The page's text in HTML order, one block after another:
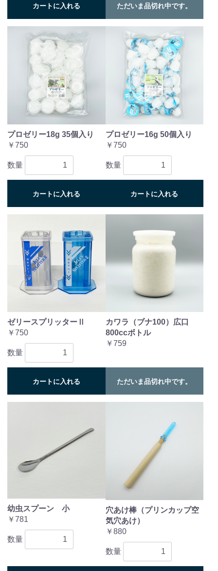
カートに入れる ただいま品切れ中です。
プロゼリー18g 35個入り
￥750
数量
カートに入れる
プロゼリー16g 50個入り
￥750
数量
カートに入れる
ゼリースプリッターⅡ
￥750
数量
カートに入れる
カワラ（ブナ100）広口
800ccボトル
￥759
ただいま品切れ中です。
幼虫スプーン 小
￥781
数量
穴あけ棒（プリンカップ空
気穴あけ）
￥880
数量